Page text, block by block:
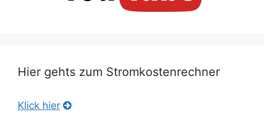
Hier gehts zum Stromkostenrechner
Klick hier